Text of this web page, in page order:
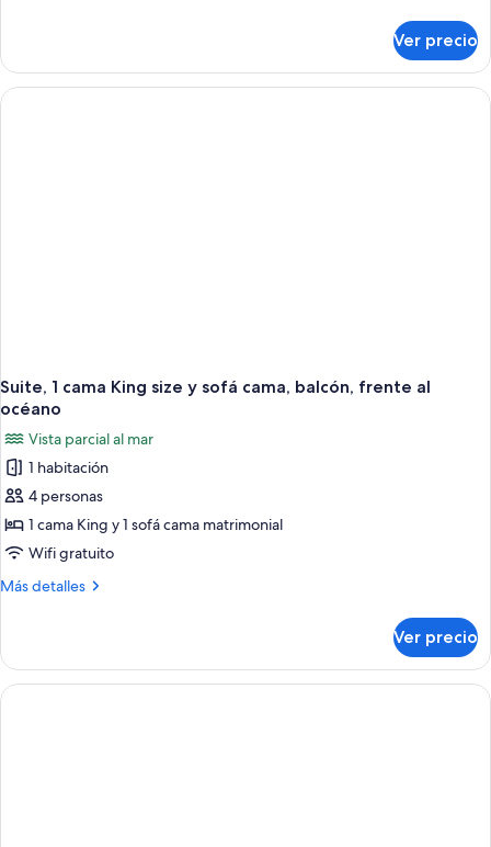
2
camas
Queen
Ver precio
Suite, 1 cama King size y sofá cama, balcón, frente al
océano
Vista parcial al mar
1 habitación
4 personas
1 cama King y 1 sofá cama matrimonial
Wifi gratuito
Más detalles
Más
1
cama
King
Ver precio